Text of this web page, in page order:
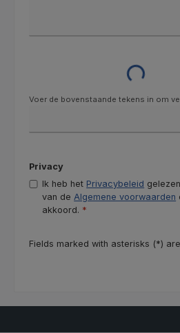
Loading...
Voer de bovenstaande tekens in om
Privacy
Ik heb het Privacybeleid
van deAlgemene voorwaarden
akkoord. *
Fields marked with asterisks (*)